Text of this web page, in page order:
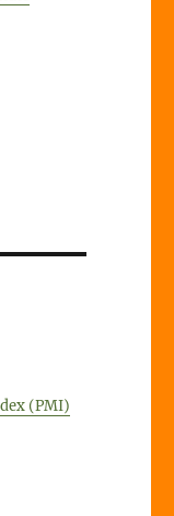
(PMI)